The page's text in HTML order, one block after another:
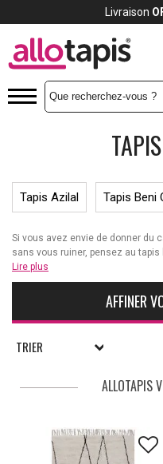
Tapis Azilal Tapis Beni
Si vous avez envie de donner du
sans vous ruiner, pensez au tapis
surprendre au premier abord.
Voici nosconseils pour trouver
Lire plus
AFFINER
TRIER
ALLOTAPIS